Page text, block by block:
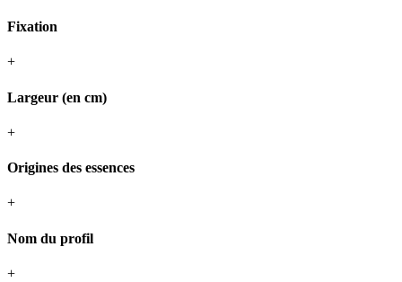
Fixation
+
Largeur (en cm)
+
Origines des essences
+
Nom du profil
+